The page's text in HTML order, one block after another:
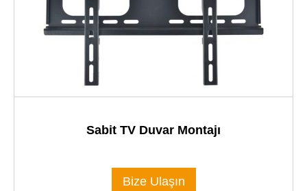
Sabit TV Duvar Montajı
Bize Ulaşın